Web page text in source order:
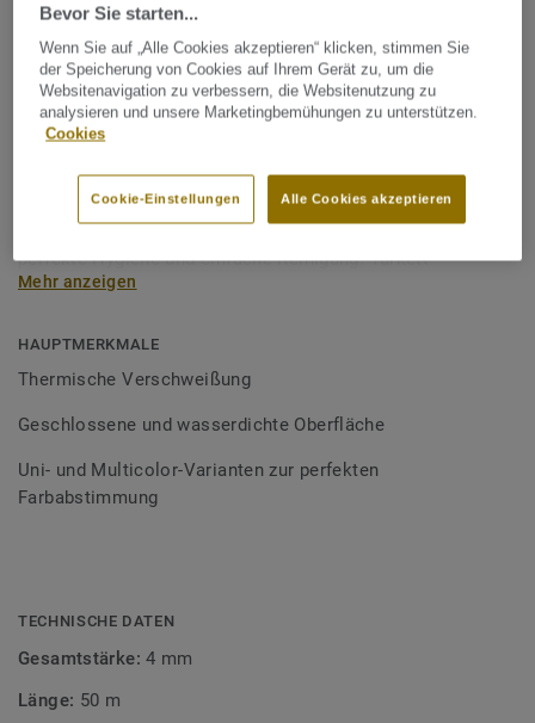
Tarkett Zubehör Komplettsortiment|Schweißschnüre
Schweißschnur für PVC-Böden
- Multicolour BLACK 0155
Schweißschnüre werden zur thermischen Verschweißung
zweier PVC-Bahnen verwendet und sorgen für eine
wasserdichte und geschlossene Oberfläche, Grundlage für
perfekte Hygiene und einfache Reinigung. Tarkett
Schweißschnüre sind erhältlich in den Varianten Uni und
Bodenbelagssortiment abgestimmt. Durch die Verwendung
von Kontrastfarben lassen sich auch besondere
Mehr anzeigen
HAUPTMERKMALE
Thermische Verschweißung
Geschlossene und wasserdichte Oberfläche
Uni- und Multicolor-Varianten zur perfekten
Farbabstimmung
TECHNISCHE DATEN
Gesamtstärke:4 mm
Länge: 50 m
Bevor Sie starten...
Wenn Sie auf „Alle Cookies akzeptieren“ klicken, stimmen Sie
der Speicherung von Cookies auf Ihrem Gerät zu, um die
Websitenavigation zu verbessern, die Websitenutzung zu
analysieren und unsere Marketingbemühungen zu unterstützen.
Cookies
Alle Cookies akzeptieren
Cookie-Einstellungen